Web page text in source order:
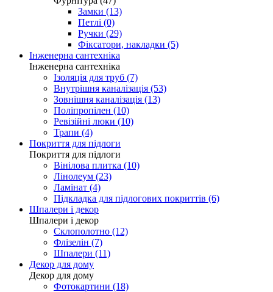
Замки (13)
Петлі (0)
Ручки (29)
Фіксатори, накладки (5)
Інженерна сантехніка
Інженерна сантехніка
Ізоляція для труб (7)
Внутрішня каналізація (53)
Зовнішня каналізація (13)
Поліпропілен (10)
Ревізійні люки (10)
Трапи (4)
Покриття для підлоги
Покриття для підлоги
Вінілова плитка (10)
Лінолеум (23)
Ламінат (4)
Підкладка для підлогових покриттів (6)
Шпалери і декор
Шпалери і декор
Склополотно (12)
Флізелін (7)
Шпалери (11)
Декор для дому
Декор для дому
Фотокартини (18)